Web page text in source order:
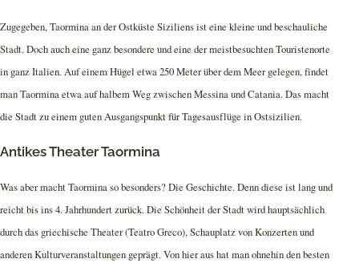
Zugegeben, Taormina an der Ostküste Siziliens ist eine kleine und beschauliche
Stadt. Doch auch eine ganz besondere und eine der meistbesuchten Touristenorte
in ganz Italien. Auf einem Hügel etwa 250 Meter über dem Meer gelegen, findet
man Taormina etwa auf halbem Weg zwischen Messina und Catania. Das macht
die Stadt zu einem guten Ausgangspunkt für Tagesausflüge in Ostsizilien.
Antikes Theater Taormina
Was aber macht Taormina so besonders? Die Geschichte. Denn diese ist lang und
reicht bis ins 4. Jahrhundert zurück. Die Schönheit der Stadt wird hauptsächlich
durch das griechische Theater (Teatro Greco), Schauplatz von Konzerten und
anderen Kulturveranstaltungen geprägt. Von hier aus hat man ohnehin den besten